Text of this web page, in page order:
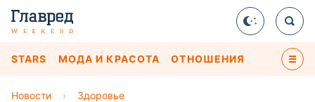
STARS МОДА И КРАСОТА ОТНОШЕНИЯ
Новости › Здоровье